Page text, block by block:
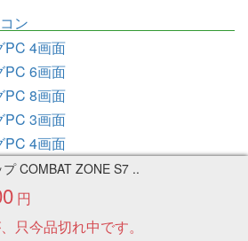
COMBAT ZONE S7 ..
円
只今品切れ中です。
ン
PC 4画面
PC 6画面
PC 8画面
PC 3画面
PC 4画面
PC 6画面
8画面
ンの